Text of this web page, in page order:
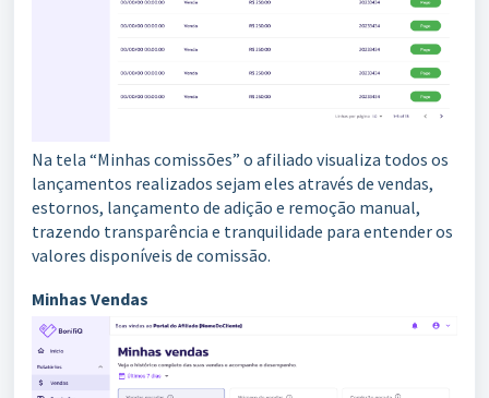
Na tela “Minhas comissões” o afiliado visualiza todos os
lançamentos realizados sejam eles através de vendas,
estornos, lançamento de adição e remoção manual,
trazendo transparência e tranquilidade para entender os
valores disponíveis de comissão.
Minhas Vendas